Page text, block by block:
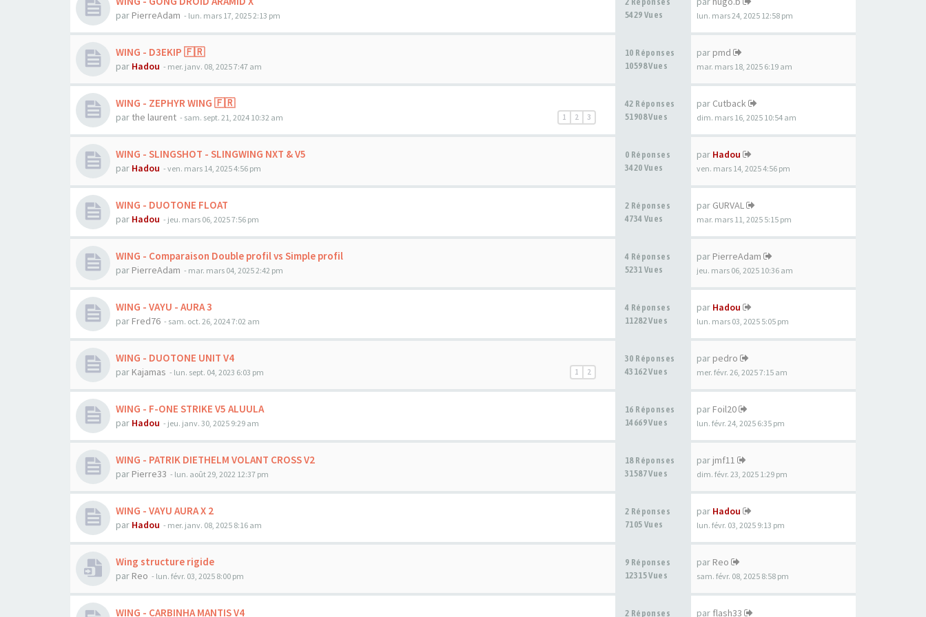
par PierreAdam - lun. mars 17, 2025 2:13 pm
5429 Vues
lun. mars 24, 2025 12:58 pm
WING - D3EKIP 🇫🇷
par Hadou - mer. janv. 08, 2025 7:47 am
10 Réponses
10598 Vues
par pmd
mar. mars 18, 2025 6:19 am
WING - ZEPHYR WING 🇫🇷
1 2 3
par the laurent - sam. sept. 21, 2024 10:32 am
42 Réponses
51908 Vues
par Cutback
dim. mars 16, 2025 10:54 am
WING - SLINGSHOT - SLINGWING NXT & V5
par Hadou - ven. mars 14, 2025 4:56 pm
0 Réponses
3420 Vues
par Hadou
ven. mars 14, 2025 4:56 pm
WING - DUOTONE FLOAT
par Hadou - jeu. mars 06, 2025 7:56 pm
2 Réponses
4734 Vues
par GURVAL
mar. mars 11, 2025 5:15 pm
WING - Comparaison Double profil vs Simple profil
par PierreAdam - mar. mars 04, 2025 2:42 pm
4 Réponses
5231 Vues
par PierreAdam
jeu. mars 06, 2025 10:36 am
WING - VAYU - AURA 3
par Fred76 - sam. oct. 26, 2024 7:02 am
4 Réponses
11282 Vues
par Hadou
lun. mars 03, 2025 5:05 pm
WING - DUOTONE UNIT V4
1 2
par Kajamas - lun. sept. 04, 2023 6:03 pm
30 Réponses
43162 Vues
par pedro
mer. févr. 26, 2025 7:15 am
WING - F-ONE STRIKE V5 ALUULA
par Hadou - jeu. janv. 30, 2025 9:29 am
16 Réponses
14669 Vues
par Foil20
lun. févr. 24, 2025 6:35 pm
WING - PATRIK DIETHELM VOLANT CROSS V2
par Pierre33 - lun. août 29, 2022 12:37 pm
18 Réponses
31587 Vues
par jmf11
dim. févr. 23, 2025 1:29 pm
WING - VAYU AURA X 2
par Hadou - mer. janv. 08, 2025 8:16 am
2 Réponses
7105 Vues
par Hadou
lun. févr. 03, 2025 9:13 pm
Wing structure rigide
par Reo - lun. févr. 03, 2025 8:00 pm
9 Réponses
12315 Vues
par Reo
sam. févr. 08, 2025 8:58 pm
WING - CARBINHA MANTIS V4
2 Réponses
par flash33